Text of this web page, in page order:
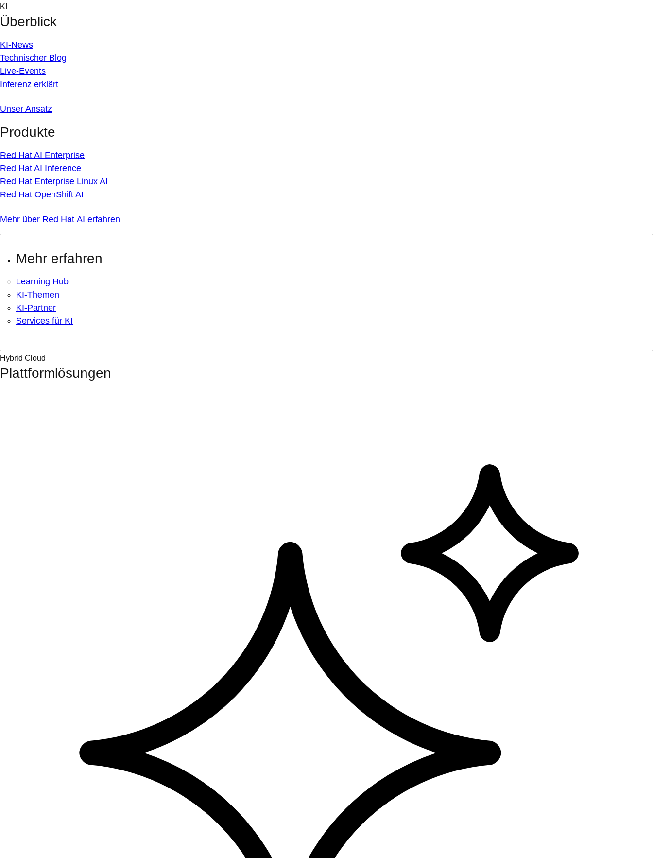
Skip
to
content
KI
Überblick
KI-News
Technischer Blog
Live-Events
Inferenz erklärt
Unser Ansatz
Produkte
Red Hat AI Enterprise
Red Hat AI Inference
Red Hat Enterprise Linux AI
Red Hat OpenShift AI
Mehr über Red Hat AI erfahren
Mehr erfahren
Learning Hub
KI-Themen
KI-Partner
Services für KI
Hybrid Cloud
Plattformlösungen